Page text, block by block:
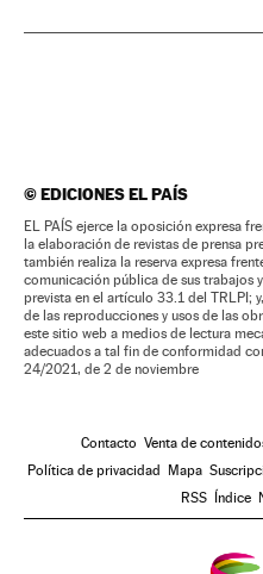
©EDICIONES EL PAÍS
EL PAÍS ejerce la oposición expresa
la elaboración de revistas de prensa
también realiza la reserva expresa
comunicación pública de sus trabajos
prevista en el artículo 33.1 del TRLPI;
de las reproducciones y usos de las
este sitio web a medios de lectura
adecuados a tal fin de conformidad
24/2021, de 2 de noviembre
Contacto Venta de
Política de privacidad Mapa
RSS Índice